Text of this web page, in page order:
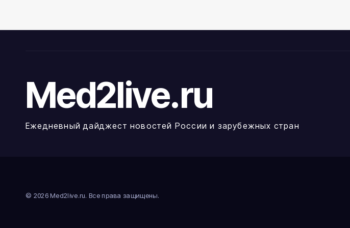
Med2live.ru
Ежедневный дайджест новостей России и зарубежных стран
© 2026 Med2live.ru. Все права защищены.